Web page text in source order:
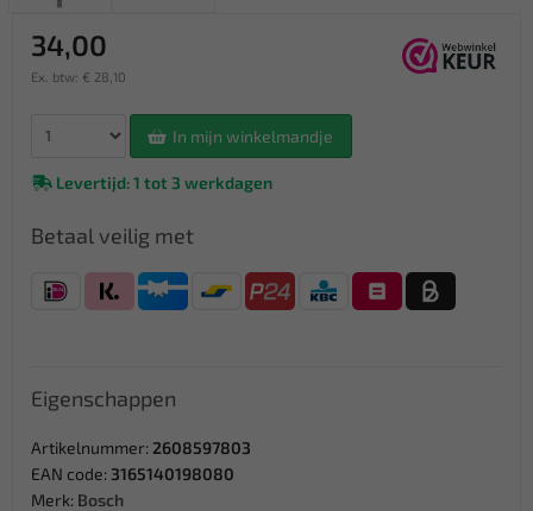
34,00
Ex. btw: € 28,10
In mijn winkelmandje
Levertijd: 1 tot 3 werkdagen
Betaal veilig met
Eigenschappen
Artikelnummer: 2608597803
EAN code: 3165140198080
Merk: Bosch